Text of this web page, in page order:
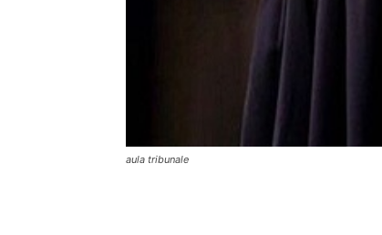
aula tribunale